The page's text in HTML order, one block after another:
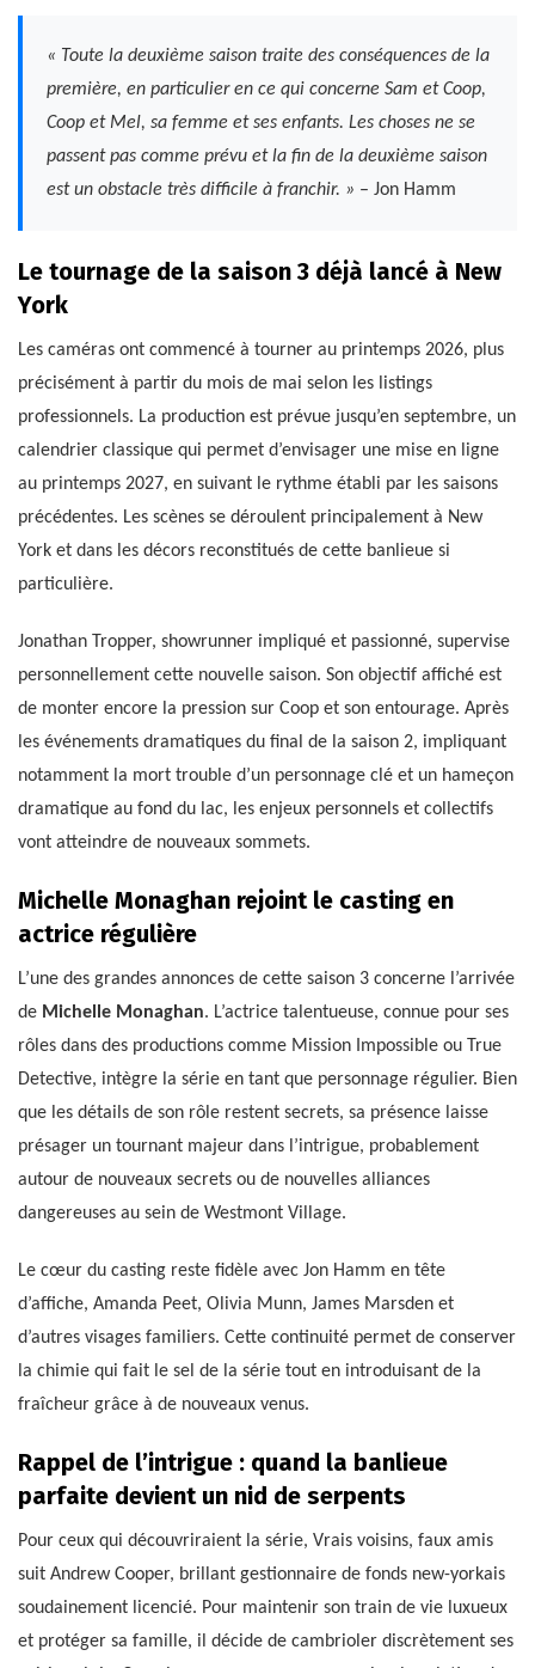
« Toute la deuxième saison traite des conséquences de la
première, en particulier en ce qui concerne Sam et Coop,
Coop et Mel, sa femme et ses enfants. Les choses ne se
passent pas comme prévu et la fin de la deuxième saison
est un obstacle très difficile à franchir. » – Jon Hamm
Le tournage de la saison 3 déjà lancé à New
York
Les caméras ont commencé à tourner au printemps 2026, plus
précisément à partir du mois de mai selon les listings
professionnels. La production est prévue jusqu’en septembre, un
calendrier classique qui permet d’envisager une mise en ligne
au printemps 2027, en suivant le rythme établi par les saisons
précédentes. Les scènes se déroulent principalement à New
York et dans les décors reconstitués de cette banlieue si
particulière.
Jonathan Tropper, showrunner impliqué et passionné, supervise
personnellement cette nouvelle saison. Son objectif affiché est
de monter encore la pression sur Coop et son entourage. Après
les événements dramatiques du final de la saison 2, impliquant
notamment la mort trouble d’un personnage clé et un hameçon
dramatique au fond du lac, les enjeux personnels et collectifs
vont atteindre de nouveaux sommets.
Michelle Monaghan rejoint le casting en
actrice régulière
L’une des grandes annonces de cette saison 3 concerne l’arrivée
de Michelle Monaghan. L’actrice talentueuse, connue pour ses
rôles dans des productions comme Mission Impossible ou True
Detective, intègre la série en tant que personnage régulier. Bien
que les détails de son rôle restent secrets, sa présence laisse
présager un tournant majeur dans l’intrigue, probablement
autour de nouveaux secrets ou de nouvelles alliances
dangereuses au sein de Westmont Village.
Le cœur du casting reste fidèle avec Jon Hamm en tête
d’affiche, Amanda Peet, Olivia Munn, James Marsden et
d’autres visages familiers. Cette continuité permet de conserver
la chimie qui fait le sel de la série tout en introduisant de la
fraîcheur grâce à de nouveaux venus.
Rappel de l’intrigue : quand la banlieue
parfaite devient un nid de serpents
Pour ceux qui découvriraient la série, Vrais voisins, faux amis
suit Andrew Cooper, brillant gestionnaire de fonds new-yorkais
soudainement licencié. Pour maintenir son train de vie luxueux
et protéger sa famille, il décide de cambrioler discrètement ses